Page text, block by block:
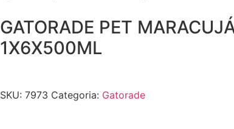
GATORADE PET
1X6X500ML
SKU:7973 Categoria: Gatorade